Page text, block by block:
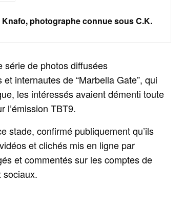
photographe connue sous C.K.
série de photos diffusées
internautes de “Marbella Gate”, qui
les intéressés avaient démenti toute
l’émission TBT9.
stade, confirmé publiquement qu’ils
et clichés mis en ligne par
et commentés sur les comptes de
sociaux.